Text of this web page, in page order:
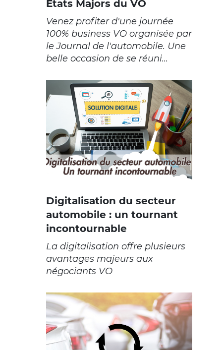
Etats Majors du VO
Venez profiter d'une journée
100% business VO organisée par
le Journal de l'automobile. Une
belle occasion de se réuni...
Digitalisation du secteur
automobile : un tournant
incontournable
La digitalisation offre plusieurs
avantages majeurs aux
négociants VO